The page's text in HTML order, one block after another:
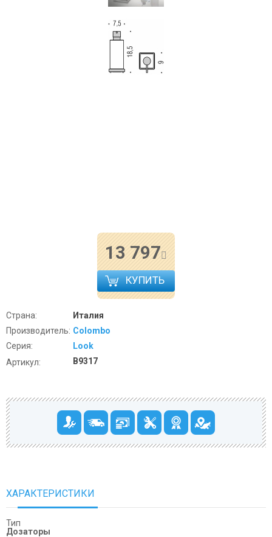
13 797
КУПИТЬ
Страна:
Италия
Производитель: Colombo
Серия:
Look
Артикул:
B9317
ХАРАКТЕРИСТИКИ
Тип
Дозаторы